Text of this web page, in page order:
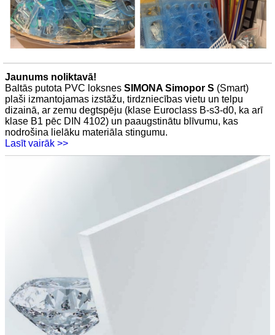
Jaunums noliktavā!
Baltās putota PVC loksnes SIMONA Simopor S (Smart)
plaši izmantojamas izstāžu, tirdzniecības vietu un telpu
dizainā, ar zemu degtspēju (klase Euroclass B-s3-d0, ka arī
klase B1 pēc DIN 4102) un paaugstinātu blīvumu, kas
nodrošina lielāku materiāla stingumu.
Lasīt vairāk >>